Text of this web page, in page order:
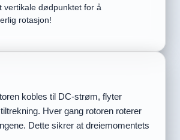
vertikale dødpunktet for å
rotasjon!
kobles til DC-strøm, flyter
Hver gang rotoren roterer
Dette sikrer at dreiemomentets